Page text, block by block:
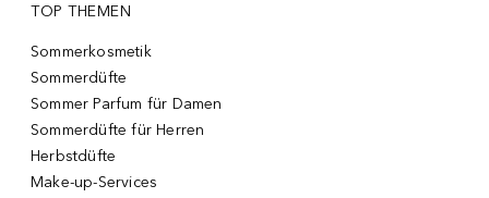
TOP THEMEN
Sommerkosmetik
Sommerdüfte
Sommer Parfum für Damen
Sommerdüfte für Herren
Herbstdüfte
Make-up-Services